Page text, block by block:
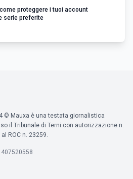
proteggere i tuoi account
serie preferite
© Mauxa è una testata giornalistica
il Tribunale di Terni con autorizzazione n.
ROC n. 23259.